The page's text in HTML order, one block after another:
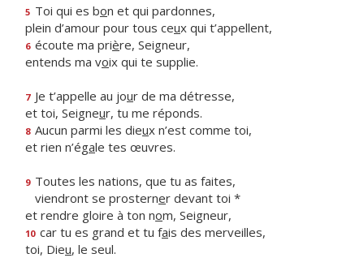
5 Toi qui es bon et qui pardonnes,
plein d’amour pour tous ceux qui t’appellent,
6 écoute ma prière, Seigneur,
entends ma voix qui te supplie.
7 Je t’appelle au jour de ma détresse,
et toi, Seigneur, tu me réponds.
8 Aucun parmi les dieux n’est comme toi,
et rien n’égale tes œuvres.
9 Toutes les nations, que tu as faites,
viendront se prosterner devant toi *
et rendre gloire à ton nom, Seigneur,
10 car tu es grand et tu fais des merveilles,
toi, Dieu, le seul.